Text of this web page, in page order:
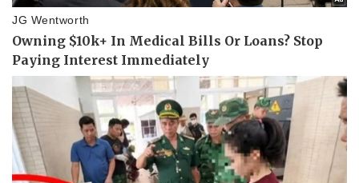
Thể thao
Lịch thi đấu bóng đá
Thế giới thể thao
eSports
Hậu trường
Ô tô - Xe máy
Xe máy
Tư vấn